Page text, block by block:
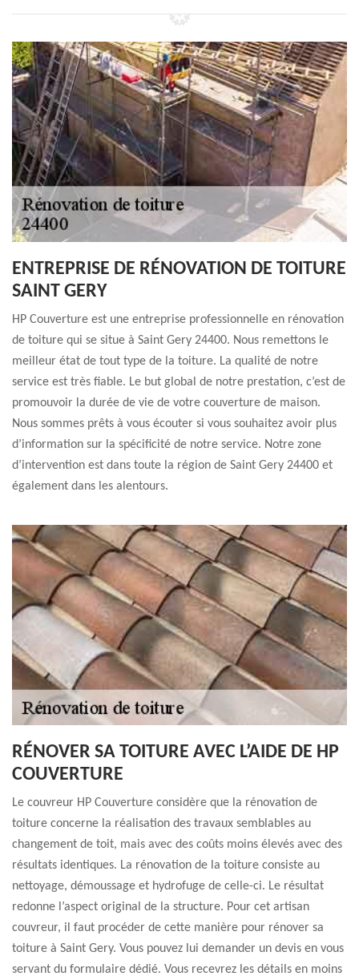
ENTREPRISE DE RÉNOVATION DE TOITURE
SAINT GERY
HP Couverture est une entreprise professionnelle en rénovation
de toiture qui se situe à Saint Gery 24400. Nous remettons le
meilleur état de tout type de la toiture. La qualité de notre
service est très fiable. Le but global de notre prestation, c’est de
promouvoir la durée de vie de votre couverture de maison.
Nous sommes prêts à vous écouter si vous souhaitez avoir plus
d’information sur la spécificité de notre service. Notre zone
d’intervention est dans toute la région de Saint Gery 24400 et
également dans les alentours.
RÉNOVER SA TOITURE AVEC L’AIDE DE HP
COUVERTURE
Le couvreur HP Couverture considère que la rénovation de
toiture concerne la réalisation des travaux semblables au
changement de toit, mais avec des coûts moins élevés avec des
résultats identiques. La rénovation de la toiture consiste au
nettoyage, démoussage et hydrofuge de celle-ci. Le résultat
redonne l’aspect original de la structure. Pour cet artisan
couvreur, il faut procéder de cette manière pour rénover sa
toiture à Saint Gery. Vous pouvez lui demander un devis en vous
servant du formulaire dédié. Vous recevrez les détails en moins